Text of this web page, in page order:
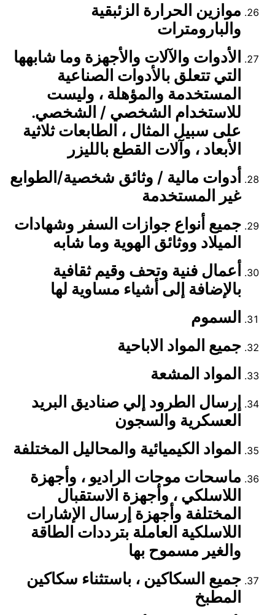
موازين الحرارة الزئبقية
والبارومترات
الأدوات والآلات والأجهزة وما شابهها
التي تتعلق بالأدوات الصناعية
المستخدمة والمؤهلة ، وليست
للاستخدام الشخصي / الشخصي.
على سبيل المثال ، الطابعات ثلاثية
الأبعاد ، وآلات القطع بالليزر
أدوات مالية / وثائق شخصية/الطوابع
غير المستخدمة
جميع أنواع جوازات السفر وشهادات
الميلاد ووثائق الهوية وما شابه
أعمال فنية وتحف وقيم ثقافية
بالإضافة إلى أشياء مساوية لها
السموم
جميع المواد الاباحية
المواد المشعة
إرسال الطرود إلي صناديق البريد
العسكرية والسجون
المواد الكيميائية والمحاليل المختلفة
ماسحات موجات الراديو ، وأجهزة
اللاسلكي ، وأجهزة الاستقبال
المختلفة وأجهزة إرسال الإشارات
اللاسلكية العاملة بترددات الطاقة
والغير مسموح بها
جميع السكاكين ، باستثناء سكاكين
المطبخ